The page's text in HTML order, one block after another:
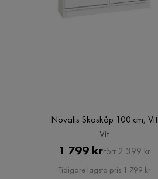
Novalis Skoskåp 100 cm, Vit
Vit
Pris
1 799 krOriginal
Pris
Förr 2 399 kr
Tidigare lägsta pris 1 799 kr